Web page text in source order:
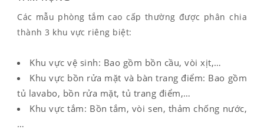
Các mẫu phòng tắm cao cấp thường được phân chia
thành 3 khu vực riêng biệt:
Khu vực vệ sinh: Bao gồm bồn cầu, vòi xịt,…
Khu vực bồn rửa mặt và bàn trang điểm: Bao gồm
tủ lavabo, bồn rửa mặt, tủ trang điểm,…
Khu vực tắm: Bồn tắm, vòi sen, thảm chống nước,
…